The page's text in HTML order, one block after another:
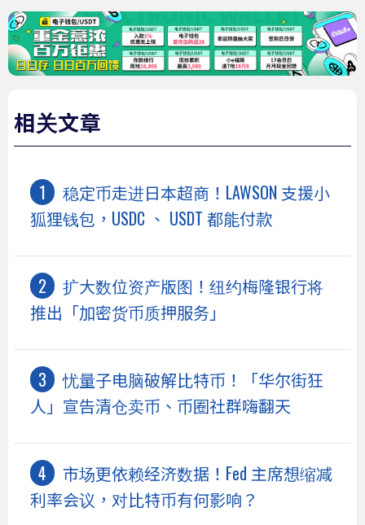
相关文章
稳定币走进日本超商！LAWSON 支援小
狐狸钱包，USDC 、 USDT 都能付款
扩大数位资产版图！纽约梅隆银行将
推出「加密货币质押服务」
忧量子电脑破解比特币！「华尔街狂
人」宣告清仓卖币、币圈社群嗨翻天
市场更依赖经济数据！Fed 主席想缩减
利率会议，对比特币有何影响？